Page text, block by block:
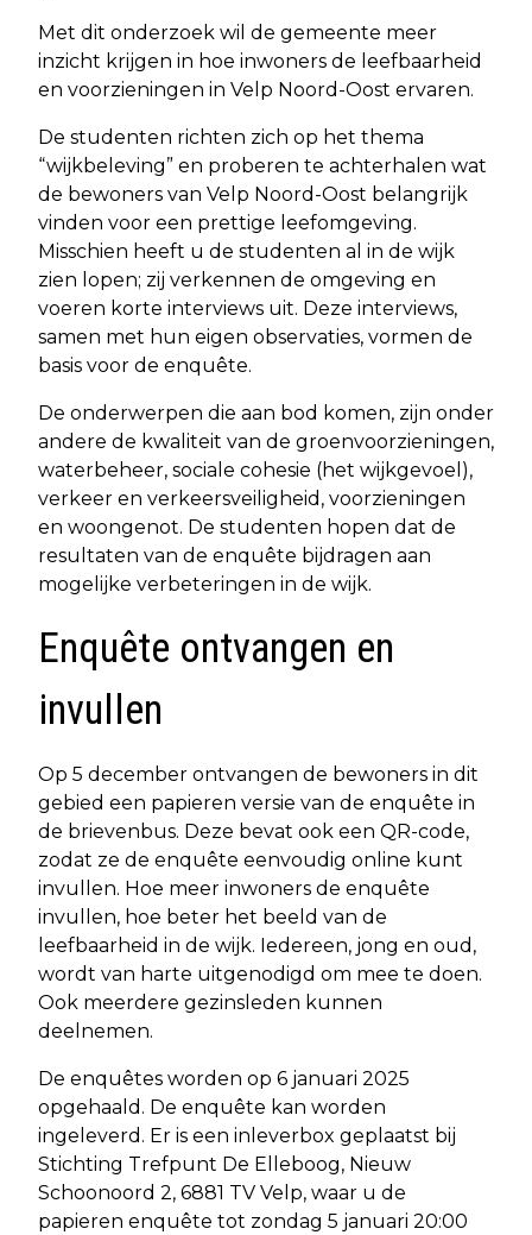
Met dit onderzoek wil de gemeente meer
inzicht krijgen in hoe inwoners de leefbaarheid
en voorzieningen in Velp Noord-Oost ervaren.
De studenten richten zich op het thema
“wijkbeleving” en proberen te achterhalen wat
de bewoners van Velp Noord-Oost belangrijk
vinden voor een prettige leefomgeving.
Misschien heeft u de studenten al in de wijk
zien lopen; zij verkennen de omgeving en
voeren korte interviews uit. Deze interviews,
samen met hun eigen observaties, vormen de
basis voor de enquête.
De onderwerpen die aan bod komen, zijn onder
andere de kwaliteit van de groenvoorzieningen,
waterbeheer, sociale cohesie (het wijkgevoel),
verkeer en verkeersveiligheid, voorzieningen
en woongenot. De studenten hopen dat de
resultaten van de enquête bijdragen aan
mogelijke verbeteringen in de wijk.
Enquête ontvangen en
invullen
Op 5 december ontvangen de bewoners in dit
gebied een papieren versie van de enquête in
de brievenbus. Deze bevat ook een QR-code,
zodat ze de enquête eenvoudig online kunt
invullen. Hoe meer inwoners de enquête
invullen, hoe beter het beeld van de
leefbaarheid in de wijk. Iedereen, jong en oud,
wordt van harte uitgenodigd om mee te doen.
Ook meerdere gezinsleden kunnen
deelnemen.
De enquêtes worden op 6 januari 2025
opgehaald. De enquête kan worden
ingeleverd. Er is een inleverbox geplaatst bij
Stichting Trefpunt De Elleboog, Nieuw
Schoonoord 2, 6881 TV Velp, waar u de
papieren enquête tot zondag 5 januari 20:00